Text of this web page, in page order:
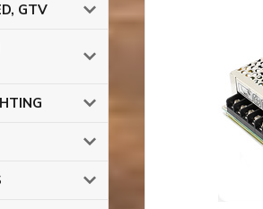
GTV